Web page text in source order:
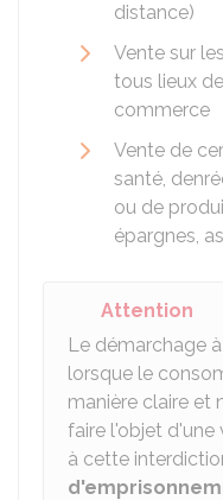
distance)
Vente sur
tous lieux
commerce
Vente de
santé,
ou de
épargnes,
Attention
Le démarchage
lorsque le
manière claire et
faire l'objet d'une
à cette